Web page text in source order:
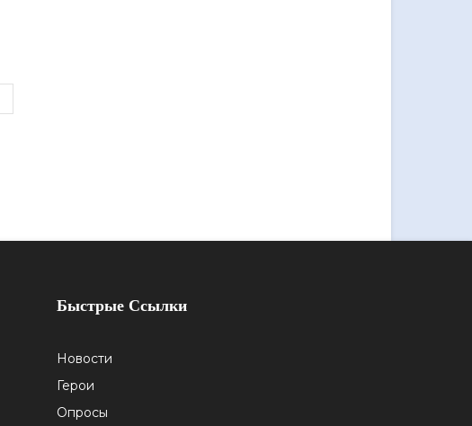
Быстрые Ссылки
Новости
Герои
Опросы